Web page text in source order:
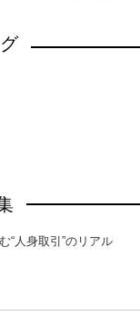
“人身取引”のリアル